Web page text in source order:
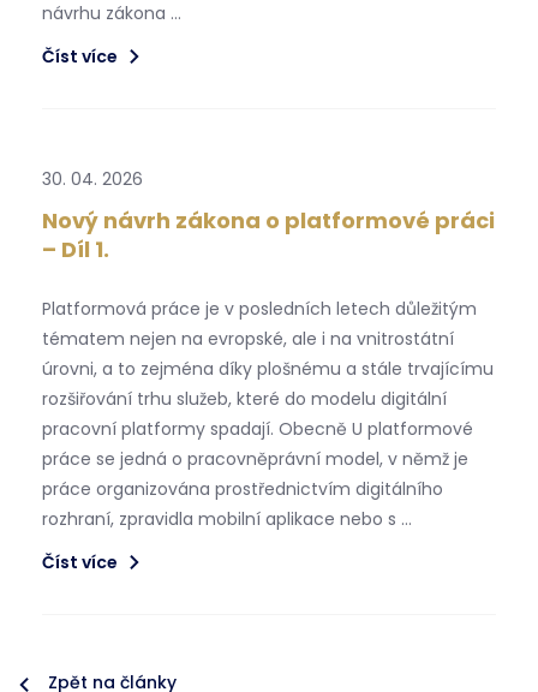
návrhu zákona …
Číst více
30. 04. 2026
Nový návrh zákona o platformové práci
– Díl 1.
Platformová práce je v posledních letech důležitým
tématem nejen na evropské, ale i na vnitrostátní
úrovni, a to zejména díky plošnému a stále trvajícímu
rozšiřování trhu služeb, které do modelu digitální
pracovní platformy spadají. Obecně U platformové
práce se jedná o pracovněprávní model, v němž je
práce organizována prostřednictvím digitálního
rozhraní, zpravidla mobilní aplikace nebo s …
Číst více
Zpět na články